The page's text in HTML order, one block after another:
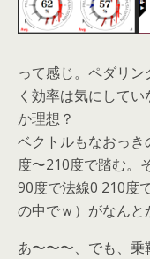
って感じ。ペダリ
く効率は気にして
か理想？
ベクトルもなおっ
度〜210度で踏む。
90度で法線0 210度
の中でｗ）がなんと
あ〜〜〜、でも、